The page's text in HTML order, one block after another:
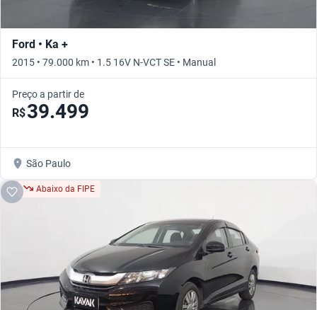
Ford • Ka +
2015 • 79.000 km • 1.5 16V N-VCT SE • Manual
Preço a partir de
R$39.499
São Paulo
Abaixo da FIPE